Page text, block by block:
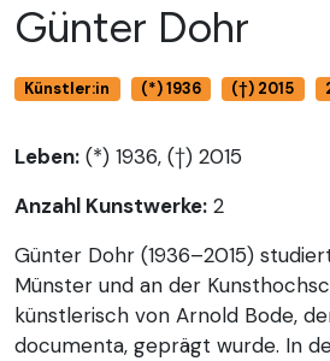
Günter Dohr
Künstler:in (*) 1936 (†) 2015
Leben: (*) 1936, (†) 2015
Anzahl Kunstwerke: 2
Günter Dohr (1936–2015)
Münster und an der
künstlerisch von Arnold Bode,
documenta, geprägt wurde. In